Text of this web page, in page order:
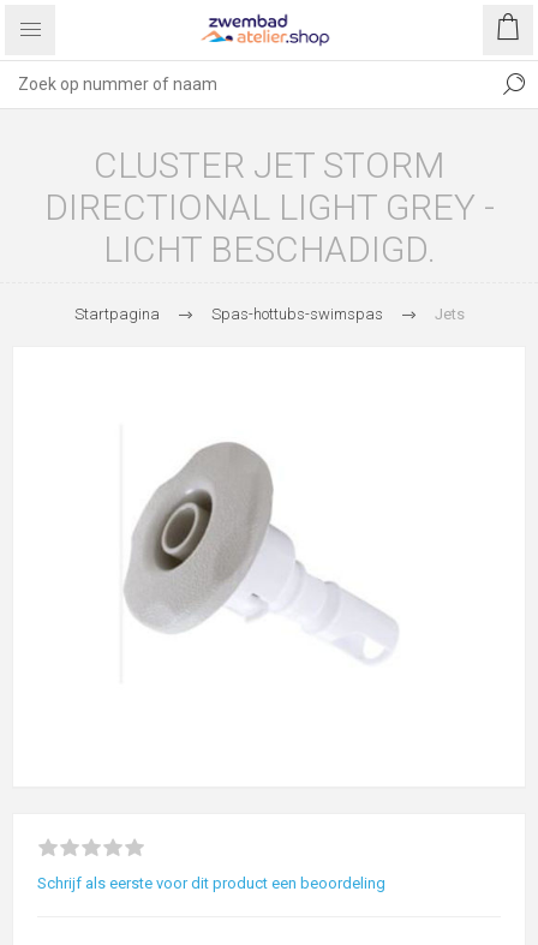
CLUSTER JET STORM
DIRECTIONAL LIGHT GREY -
LICHT BESCHADIGD.
Startpagina Spas-hottubs-swimspas Jets
Schrijf als eerste voor dit product een beoordeling